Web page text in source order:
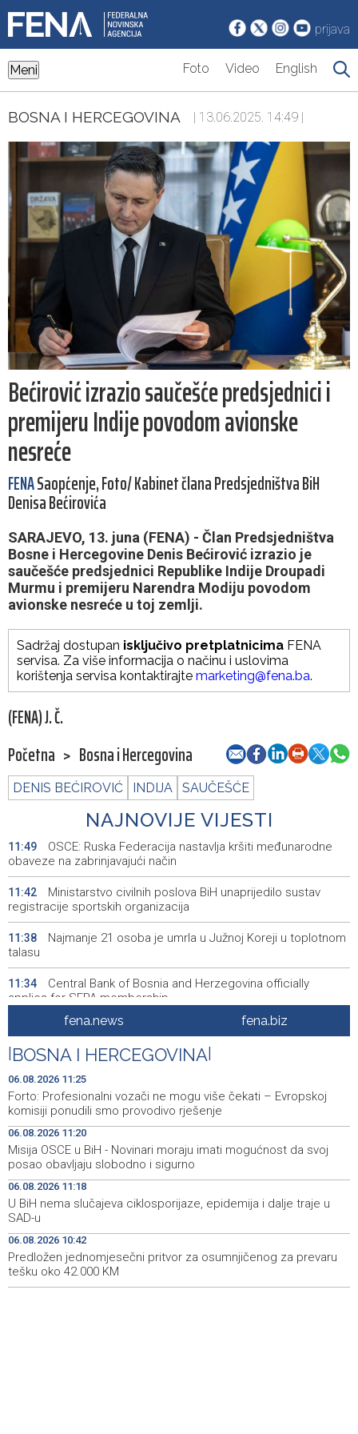
prijava
Meni Foto Video English
BOSNA I HERCEGOVINA | 13.06.2025. 14:49 |
Bećirović izrazio saučešće predsjednici i
premijeru Indije povodom avionske
nesreće
FENASaopćenje, Foto/ Kabinet člana Predsjedništva BiH
Denisa Bećirovića
SARAJEVO, 13. juna (FENA) - Član Predsjedništva
Bosne i Hercegovine Denis Bećirović izrazio je
saučešće predsjednici Republike Indije Droupadi
Murmu i premijeru Narendra Modiju povodom
avionske nesreće u toj zemlji.
Sadržaj dostupan isključivo pretplatnicima FENA
servisa. Za više informacija o načinu i uslovima
korištenja servisa kontaktirajte marketing@fena.ba.
(FENA) J. Č.
Početna > Bosna i Hercegovina
DENIS BEĆIROVIĆ INDIJA SAUČEŠĆE
NAJNOVIJE VIJESTI
11:49
OSCE: Ruska Federacija nastavlja kršiti međunarodne
obaveze na zabrinjavajući način
11:42
Ministarstvo civilnih poslova BiH unaprijedilo sustav
registracije sportskih organizacija
11:38
Najmanje 21 osoba je umrla u Južnoj Koreji u toplotnom
talasu
11:34
Central Bank of Bosnia and Herzegovina officially
applies for SEPA membership
Forto: Profesionalni vozači ne mogu više čekati –
Evropskoj komisiji ponudili smo provodivo rješenje
11:20
Misija OSCE u BiH - Novinari moraju imati mogućnost da
svoj posao obavljaju slobodno i sigurno
U BiH nema slučajeva ciklosporijaze, epidemija i dalje
traje u SAD-u
11:14
Ulysses obilježava završetak "Kralja Leara" nakon 26
sezona
11:07
Sjeverna Koreja ispalila neidentifikovani projektil prema
moru
11:00
Sunčano i vruće narednih dana, u popodnevnim
satima izgledni lokalni pljuskovi
fena.news fena.biz
BOSNA I HERCEGOVINA
06.08.2026 11:25
Forto: Profesionalni vozači ne mogu više čekati – Evropskoj
komisiji ponudili smo provodivo rješenje
06.08.2026 11:20
Misija OSCE u BiH - Novinari moraju imati mogućnost da svoj
posao obavljaju slobodno i sigurno
06.08.2026 11:18
U BiH nema slučajeva ciklosporijaze, epidemija i dalje traje u
SAD-u
06.08.2026 10:42
Predložen jednomjesečni pritvor za osumnjičenog za prevaru
tešku oko 42.000 KM